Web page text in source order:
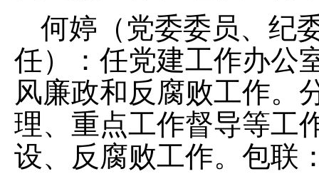
何婷（党委委员、纪
任）： 任党建工作办公
风廉政和反腐败工作。
理、重点工作督导等工
设、反腐败工作。 包联